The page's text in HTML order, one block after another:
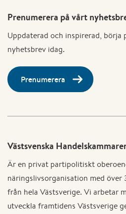
Prenumerera på vårt
Uppdaterad och inspirerad, börja
nyhetsbrev idag.
Prenumerera
Västsvenska
Är en privat partipolitiskt
näringslivsorganisation med
från hela Västsverige. Vi arbetar
utveckla framtidens Västsverige